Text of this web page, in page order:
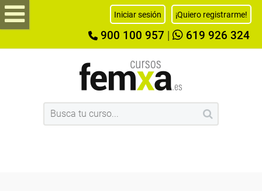
Iniciar sesión ¡Quiero registrarme!
900 100 957 619 926 324